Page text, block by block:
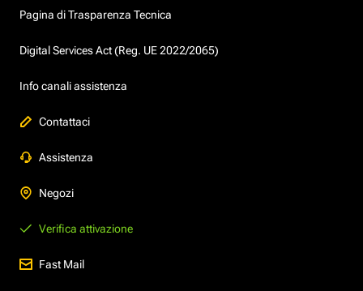
Pagina di Trasparenza Tecnica
Digital Services Act (Reg. UE 2022/2065)
Info canali assistenza
Contattaci
Assistenza
Negozi
Verifica attivazione
Fast Mail